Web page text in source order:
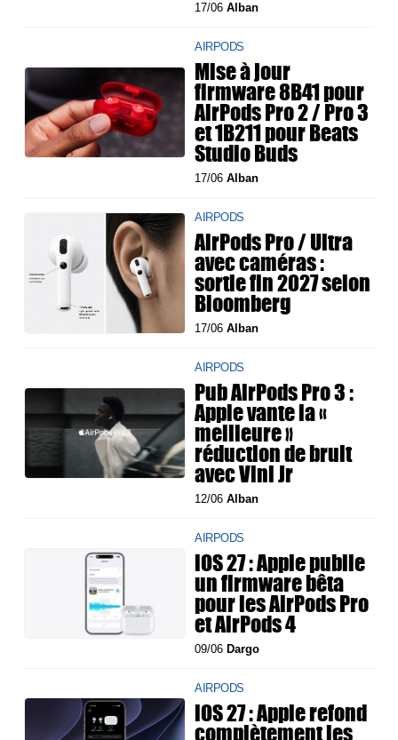
17/06Alban
AIRPODS
Mise à jour
firmware 8B41 pour
AirPods Pro 2 / Pro 3
et 1B211 pour Beats
Studio Buds
17/06Alban
AIRPODS
AirPods Pro / Ultra
avec caméras :
sortie fin 2027 selon
Bloomberg
17/06Alban
AIRPODS
Pub AirPods Pro 3 :
Apple vante la «
meilleure »
réduction de bruit
avec Vini Jr
12/06Alban
AIRPODS
iOS 27 : Apple publie
un firmware bêta
pour les AirPods Pro
et AirPods 4
09/06 Dargo
AIRPODS
iOS 27 : Apple refond
complètement les